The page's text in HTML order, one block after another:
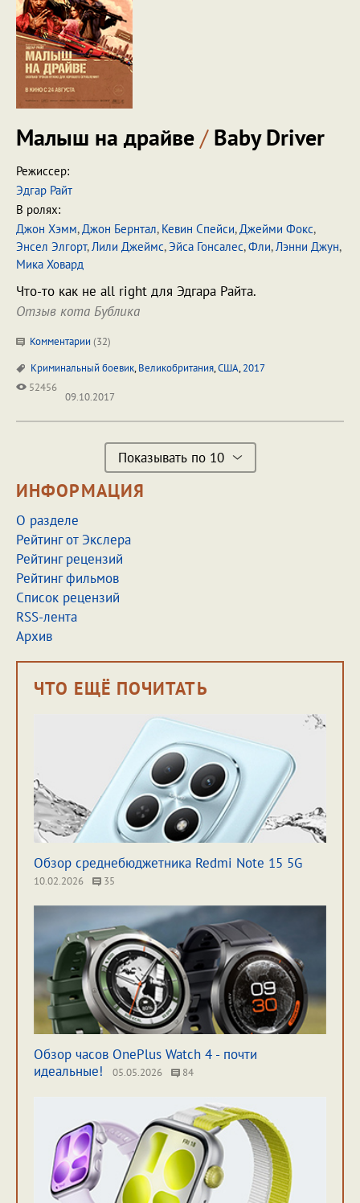
Малыш на драйве/Baby Driver
Режиссер:
Эдгар Райт
В ролях:
Джон Хэмм,Джон Бернтал, Кевин Спейси,Джейми Фокс,
Энсел Элгорт,Лили Джеймс,Эйса Гонсалес,Фли,Лэнни Джун,
Мика Ховард
Что-то как не all right для Эдгара Райта.
Отзыв кота Бублика
Комментарии (32)
Криминальный боевик,Великобритания,США,2017
52456
09.10.2017
Показывать по 10
ИНФОРМАЦИЯ
О разделе
Рейтинг от Экслера
Рейтинг рецензий
Рейтинг фильмов
Список рецензий
RSS-лента
Архив
ЧТО ЕЩЁ ПОЧИТАТЬ
Обзор среднебюджетника Redmi Note 15 5G
10.02.2026 35
Обзор часов OnePlus Watch 4 - почти
идеальные!
05.05.2026 84